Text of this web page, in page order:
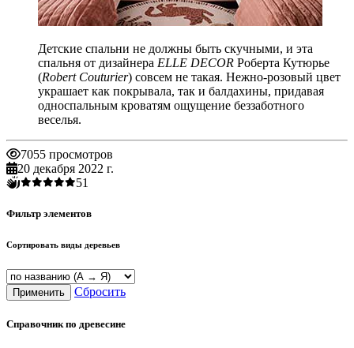
Детские спальни не должны быть скучными, и эта
спальня от дизайнера ELLE DECOR Роберта Кутюрье
(Robert Couturier) совсем не такая. Нежно-розовый цвет
украшает как покрывала, так и балдахины, придавая
односпальным кроватям ощущение беззаботного
веселья.
7055 просмотров
20 декабря 2022 г.
51
Фильтр элементов
Сортировать виды деревьев
Сбросить
Справочник по древесине